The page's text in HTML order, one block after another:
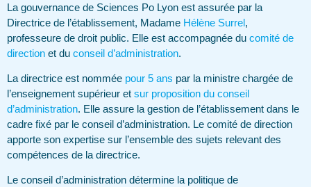
La gouvernance de Sciences Po Lyon est assurée par la
Directrice de l’établissement, Madame Hélène Surrel,
professeure de droit public. Elle est accompagnée du comité de
direction et du conseil d’administration.
La directrice est nommée pour 5 ans par la ministre chargée de
l’enseignement supérieur et sur proposition du conseil
d’administration. Elle assure la gestion de l’établissement dans le
cadre fixé par le conseil d’administration. Le comité de direction
apporte son expertise sur l’ensemble des sujets relevant des
compétences de la directrice.
Le conseil d’administration détermine la politique de